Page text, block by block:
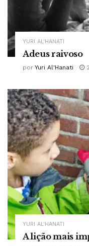
YURI AL'HANATI
Adeus raivoso
por Yuri Al'Hanati
YURI AL'HANATI
A lição mais